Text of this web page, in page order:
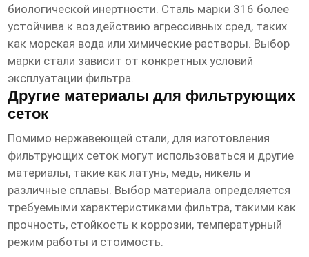
биологической инертности. Сталь марки 316 более
устойчива к воздействию агрессивных сред, таких
как морская вода или химические растворы. Выбор
марки стали зависит от конкретных условий
эксплуатации фильтра.
Другие материалы для фильтрующих
сеток
Помимо нержавеющей стали, для изготовления
фильтрующих сеток могут использоваться и другие
материалы, такие как латунь, медь, никель и
различные сплавы. Выбор материала определяется
требуемыми характеристиками фильтра, такими как
прочность, стойкость к коррозии, температурный
режим работы и стоимость.